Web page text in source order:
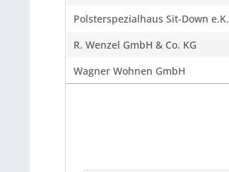
Polsterspezialhaus Sit-Down e.K.
R. Wenzel GmbH & Co. KG
Wagner Wohnen GmbH